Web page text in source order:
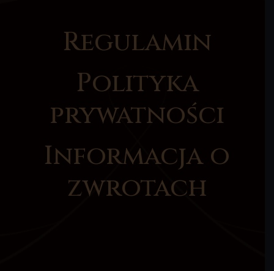
Regulamin
Polityka
prywatności
Informacja o
zwrotach